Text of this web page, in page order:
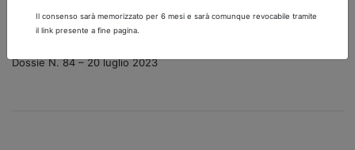
Disposizioni urgenti per fronteggiare l'emergenza provocata dagli
eventi alluvionali verificatisi a partire dal 1° maggio 2023
Dossie N. 84 – 20 luglio 2023
Il consenso sarà memorizzato per 6 mesi e sarà comunque revocabile tramite
il link presente a fine pagina.